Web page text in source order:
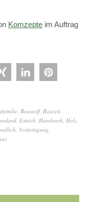
Komzepte im Auftrag
, Baustoff, Bauzeit,
, Estrich, Handwerk, Holz,
, Vorfertigung,